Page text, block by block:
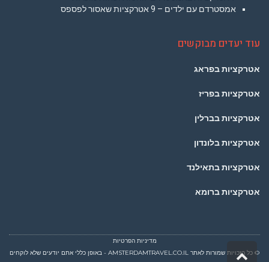
אמסטרדם עם ילדים – 9 אטרקציות שאסור לפספס
עוד יעדים מבוקשים
אטרקציות בפראג
אטרקציות בפריז
אטרקציות בברלין
אטרקציות בלונדון
אטרקציות בתאילנד
אטרקציות ברומא
מדיניות הפרטיות
© כל הזכויות שמורות לאתר AMSTERDAMTRAVEL.CO.IL - באופן כללי אתם יודעים שלא לוקחים
גלילה